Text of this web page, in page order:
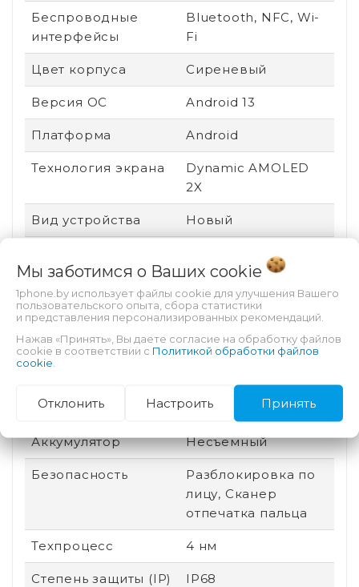
Беспроводные
интерфейсы
Bluetooth, NFC, Wi-
Fi
Цвет корпуса Сиреневый
Версия ОС Android 13
Платформа Android
Технология экрана
Dynamic AMOLED
2X
Вид устройства Новый
корпус
Пыле- и
влагозащита
Есть
Защита от царапин Gorilla Glass Victus 2
процессора
Qualcomm
Аккумулятор Несъемный
Безопасность
Разблокировка по
лицу, Сканер
отпечатка пальца
Техпроцесс 4 нм
Степень защиты (IP) IP68
Мы заботимся о Ваших cookie
1phone.by использует файлы cookie для улучшения Вашего
пользовательского опыта, сбора статистики
и представления персонализированных рекомендаций.
Нажав «Принять», Вы даете согласие на обработку файлов
cookie в соответствии с Политикой обработки файлов
cookie
Отклонить Настроить Принять